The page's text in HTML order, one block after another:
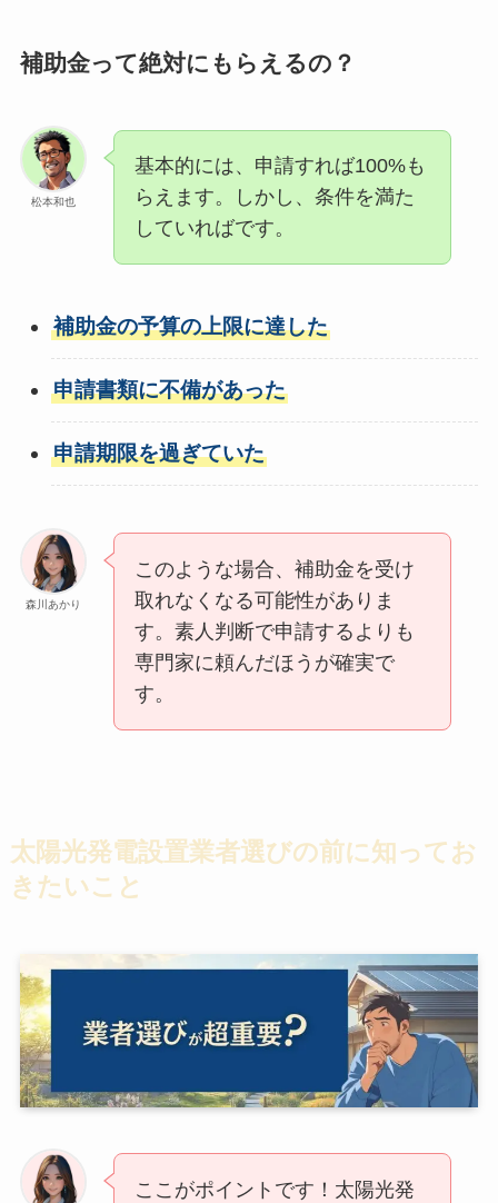
補助金って絶対にもらえるの？
松本和也
基本的には、申請すれば100%も
らえます。しかし、条件を満た
していればです。
補助金の予算の上限に達した
申請書類に不備があった
申請期限を過ぎていた
森川あかり
このような場合、補助金を受け
取れなくなる可能性がありま
す。素人判断で申請するよりも
専門家に頼んだほうが確実で
す。
太陽光発電設置業者選びの前に知ってお
きたいこと
ここがポイントです！太陽光発